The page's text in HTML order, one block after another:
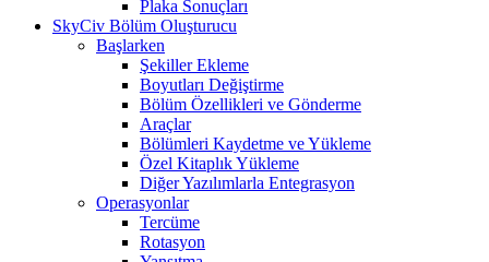
Plaka Sonuçları
SkyCiv Bölüm Oluşturucu
Başlarken
Şekiller Ekleme
Boyutları Değiştirme
Bölüm Özellikleri ve Gönderme
Araçlar
Bölümleri Kaydetme ve Yükleme
Özel Kitaplık Yükleme
Diğer Yazılımlarla Entegrasyon
Operasyonlar
Tercüme
Rotasyon